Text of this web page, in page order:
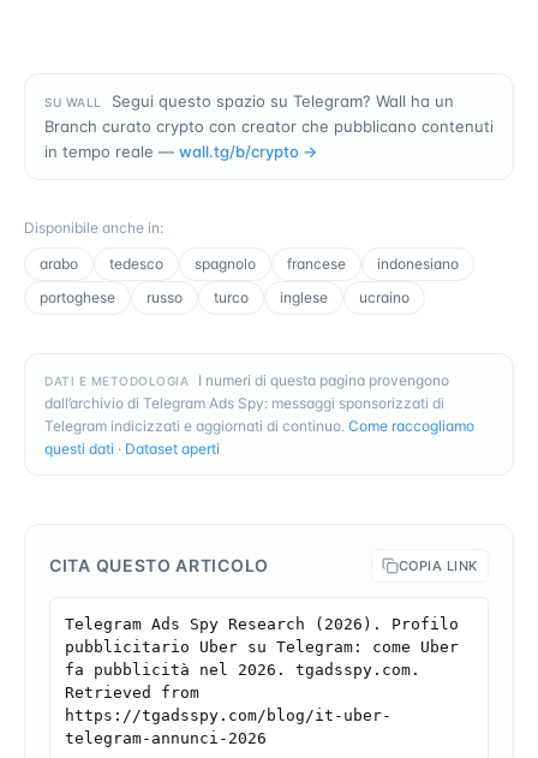
SU WALL
Segui questo spazio su Telegram? Wall ha un
Branch curato crypto con creator che pubblicano contenuti
in tempo reale — wall.tg/b/crypto →
Disponibile anche in:
arabo
tedesco spagnolo francese
indonesiano
portoghese
russo turco inglese ucraino
DATI E METODOLOGIA
I numeri di questa pagina provengono
dall’archivio di Telegram Ads Spy: messaggi sponsorizzati di
Telegram indicizzati e aggiornati di continuo. Come raccogliamo
questi dati · Dataset aperti
CITA QUESTO ARTICOLO COPIA LINK
Telegram Ads Spy Research (2026). Profilo
pubblicitario Uber su Telegram: come Uber
fa pubblicità nel 2026. tgadsspy.com.
Retrieved from
https://tgadsspy.com/blog/it-uber-
telegram-annunci-2026